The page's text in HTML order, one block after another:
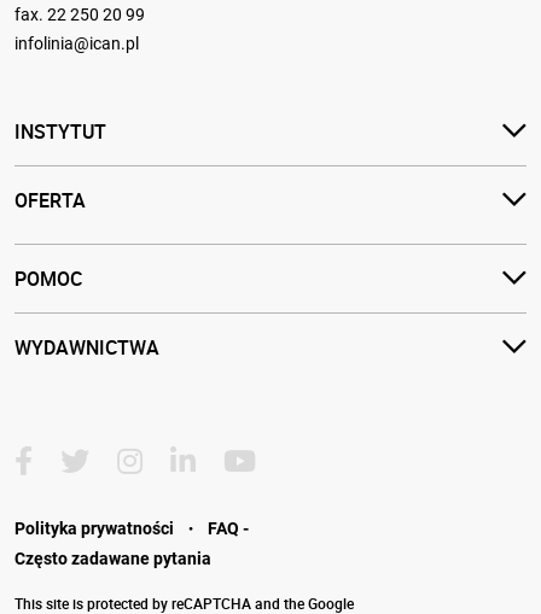
fax. 22 250 20 99
infolinia@ican.pl
INSTYTUT
OFERTA
POMOC
WYDAWNICTWA
Polityka prywatności ·
FAQ -
Często zadawane pytania
This site is protected by reCAPTCHA and the Google